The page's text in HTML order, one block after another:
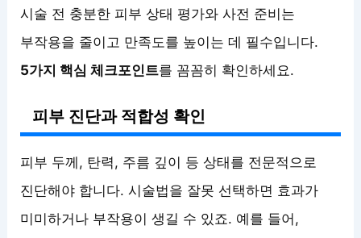
시술 전 충분한 피부 상태 평가와 사전 준비는
부작용을 줄이고 만족도를 높이는 데 필수입니다.
5가지 핵심 체크포인트를 꼼꼼히 확인하세요.
피부 진단과 적합성 확인
피부 두께, 탄력, 주름 깊이 등 상태를 전문적으로
진단해야 합니다. 시술법을 잘못 선택하면 효과가
미미하거나 부작용이 생길 수 있죠. 예를 들어,